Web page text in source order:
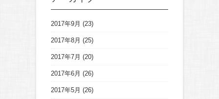
2017年9月 (23)
2017年8月 (25)
2017年7月 (20)
2017年6月 (26)
2017年5月 (26)